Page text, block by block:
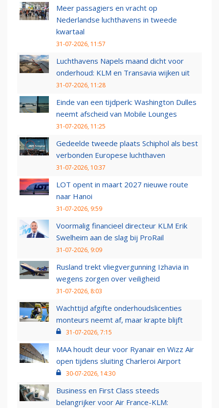
Meer passagiers en vracht op
Nederlandse luchthavens in tweede
kwartaal
31-07-2026, 11:57
Luchthavens Napels maand dicht voor
onderhoud: KLM en Transavia wijken uit
31-07-2026, 11:28
Einde van een tijdperk: Washington Dulles
neemt afscheid van Mobile Lounges
31-07-2026, 11:25
Gedeelde tweede plaats Schiphol als best
verbonden Europese luchthaven
31-07-2026, 10:37
LOT opent in maart 2027 nieuwe route
naar Hanoi
31-07-2026, 9:59
Voormalig financieel directeur KLM Erik
Swelheim aan de slag bij ProRail
31-07-2026, 9:09
Rusland trekt vliegvergunning Izhavia in
wegens zorgen over veiligheid
31-07-2026, 8:03
Wachttijd afgifte onderhoudslicenties
monteurs neemt af, maar krapte blijft
31-07-2026, 7:15
MAA houdt deur voor Ryanair en Wizz Air
open tijdens sluiting Charleroi Airport
30-07-2026, 14:30
Business en First Class steeds
belangrijker voor Air France-KLM: